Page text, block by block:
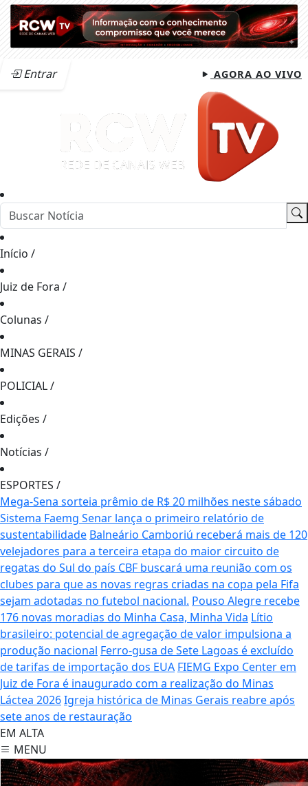
Entrar AGORA AO VIVO
Início /
Juiz de Fora /
Colunas /
MINAS GERAIS /
POLICIAL/
Edições /
Notícias /
ESPORTES /
Mega-Sena sorteia prêmio de R$ 20 milhões neste sábado
Sistema Faemg Senar lança o primeiro relatório de
sustentabilidade Balneário Camboriú receberá mais de 120
velejadores para a terceira etapa do maior circuito de
regatas do Sul do país CBF buscará uma reunião com os
clubes para que as novas regras criadas na copa pela Fifa
sejam adotadas no futebol nacional. Pouso Alegre recebe
176 novas moradias do Minha Casa, Minha Vida Lítio
brasileiro: potencial de agregação de valor impulsiona a
produção nacional Ferro-gusa de Sete Lagoas é excluído
de tarifas de importação dos EUA FIEMG Expo Center em
Juiz de Fora é inaugurado com a realização do Minas
Láctea 2026Igreja histórica de Minas Gerais reabre após
sete anos de restauração
EM ALTA
MENU